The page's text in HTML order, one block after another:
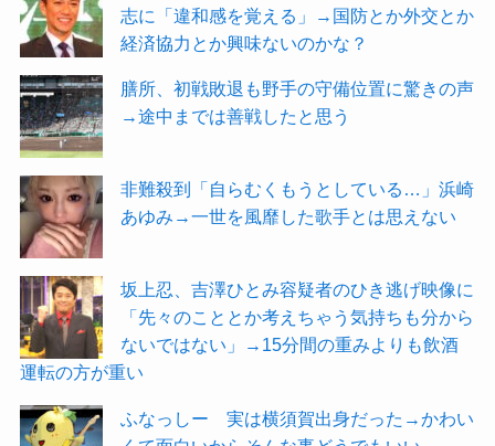
志に「違和感を覚える」→国防とか外交とか
経済協力とか興味ないのかな？
膳所、初戦敗退も野手の守備位置に驚きの声
→途中までは善戦したと思う
非難殺到「自らむくもうとしている…」浜崎
あゆみ→一世を風靡した歌手とは思えない
坂上忍、吉澤ひとみ容疑者のひき逃げ映像に
「先々のこととか考えちゃう気持ちも分から
ないではない」→15分間の重みよりも飲酒
運転の方が重い
ふなっしー 実は横須賀出身だった→かわい